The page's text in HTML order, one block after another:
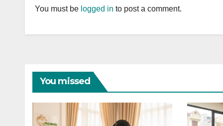
You must be logged in to post a comment.
You missed